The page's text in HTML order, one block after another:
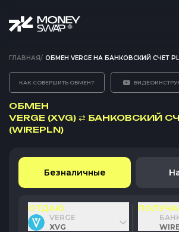
ГЛАВНАЯ/ ОБМЕН VERGE НА БАНКОВСКИЙ СЧЕТ
КАК СОВЕРШИТЬ ОБМЕН?
ОБМЕН
VERGE (XVG) ⇄ БАНКОВСКИЙ
(WIREPLN)
Безналичные
ОТДАЮ
VERGE
XVG